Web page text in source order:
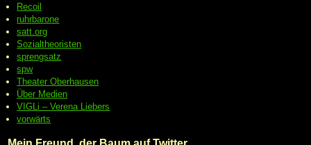
Recoil
ruhrbarone
satt.org
Sozialtheoristen
sprengsatz
spw
Theater Oberhausen
Über Medien
VIGLi – Verena Liebers
vorwärts